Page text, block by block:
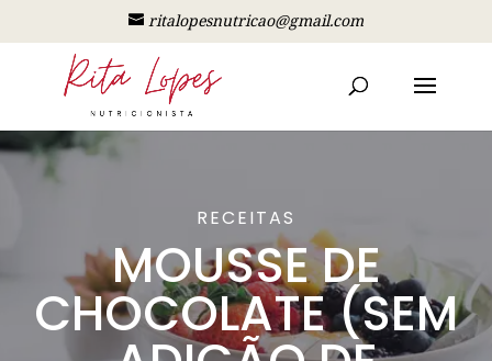
ritalopesnutricao@gmail.com
RECEITAS
MOUSSE DE
CHOCOLATE (SEM